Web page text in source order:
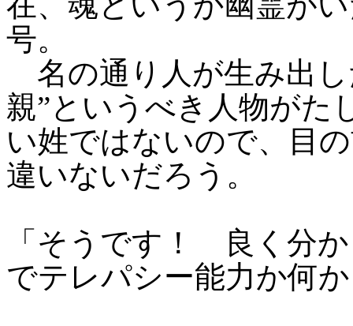
号。
名の通り人が生み出
親”というべき人物がた
い姓ではないので、目
違いないだろう。
「そうです！ 良く分
でテレパシー能力か何